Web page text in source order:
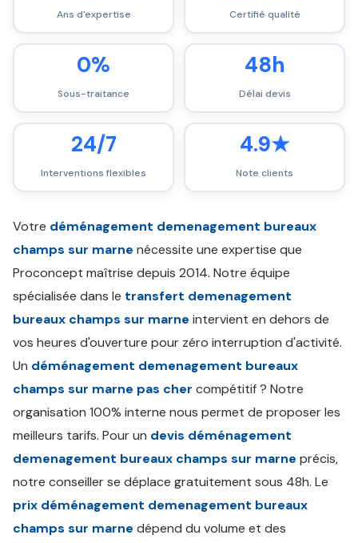
Ans d'expertise Certifié qualité
0%
Sous-traitance
48h
Délai devis
24/7
Interventions flexibles
4.9★
Note clients
Votre déménagement demenagement bureaux
champs sur marne nécessite une expertise que
Proconcept maîtrise depuis 2014. Notre équipe
spécialisée dans le transfert demenagement
bureaux champs sur marne intervient en dehors de
vos heures d'ouverture pour zéro interruption d'activité.
Un déménagement demenagement bureaux
champs sur marne pas cher compétitif ? Notre
organisation 100% interne nous permet de proposer les
meilleurs tarifs. Pour un devis déménagement
demenagement bureaux champs sur marne précis,
notre conseiller se déplace gratuitement sous 48h. Le
prix déménagement demenagement bureaux
champs sur marne dépend du volume et des